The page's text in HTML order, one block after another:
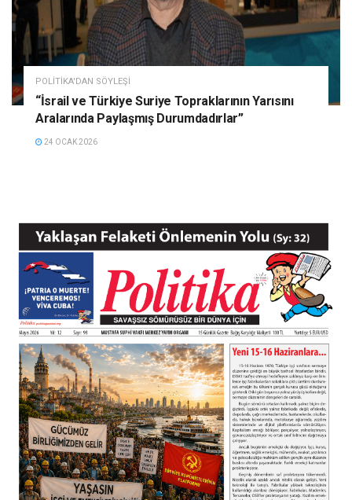
POLITIKA'DAN SÖYLEŞI
“İsrail ve Türkiye Suriye Topraklarının Yarısını
Aralarında Paylaşmış Durumdadırlar”
24 OCAK 2026